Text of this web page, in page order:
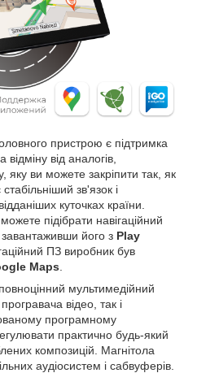
пристрою є підтримка
від аналогів,
яку ви можете закріпити так, як
зв'язок і
куточках країни.
підібрати навігаційний
завантаживши його з Play
ПЗ виробник був
Maps
мультимедійний
відео, так і
програмному
практично будь-який
композицій. Магнітола
аудіосистем і сабвуферів.